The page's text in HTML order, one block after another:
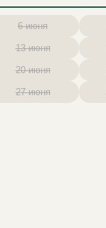
6 июня
13 июня
20 июня
27 июня